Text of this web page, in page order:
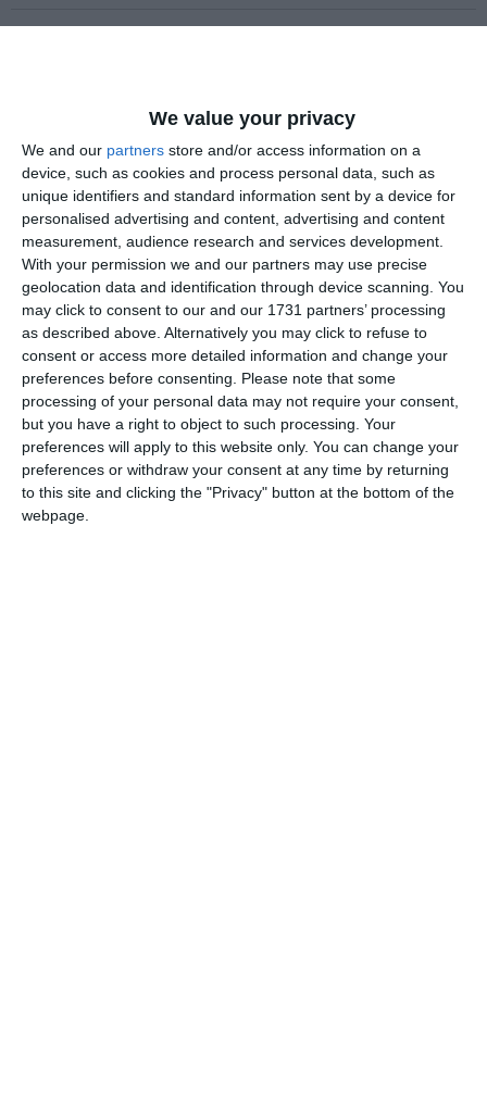
We value your privacy
We and our partners store and/or access information on a
device, such as cookies and process personal data, such as
unique identifiers and standard information sent by a device for
personalised advertising and content, advertising and content
measurement, audience research and services development.
With your permission we and our partners may use precise
geolocation data and identification through device scanning. You
may click to consent to our and our 1731 partners’ processing
as described above. Alternatively you may click to refuse to
consent or access more detailed information and change your
preferences before consenting.
Please note that some
processing of your personal data may not require your consent,
but you have a right to object to such processing. Your
preferences will apply to this website only. You can change your
preferences or withdraw your consent at any time by returning
to this site and clicking the "Privacy" button at the bottom of the
webpage.
COMENTARII
Email
Comentariu
Am citit si sunt de acord curegulile de postare.
Acest formular colectează numele, e-mailul şi conținutul mesajului, astfel încât
să putem urmări comentariile tale pe site. Nu vom folosi datele tale în alt scop.
Pentru mai multe informaţii, consultă politica noastră de confidenţialitate, unde vei
primi mai multe privind informaţii despre cum și de ce stocăm datele tale.